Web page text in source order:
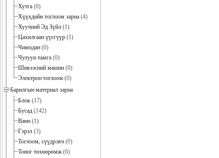
Хутга (0)
Хүүхдийн тоглоом зарна (4)
Хуучний Эд Зүйл (1)
Цахилгаан үүсгүүр (1)
Чимодан (0)
Чулуун тамга (0)
Шивээсний машин (0)
Электрон тоглоом (0)
Барилгын материал зарна
Блок (17)
Бусад (142)
Ванн (1)
Гэрэл (3)
Тоглоом, сүүдрэвч (0)
Тоног төхөөрөмж(6)